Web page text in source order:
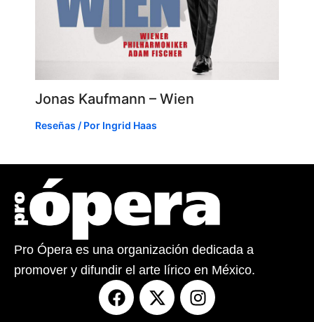
Jonas Kaufmann – Wien
Reseñas / Por Ingrid Haas
Pro Ópera es una organización dedicada a
promover y difundir el arte lírico en México.
F
a
X
-
I
n